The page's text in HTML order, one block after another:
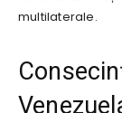
multilaterale.